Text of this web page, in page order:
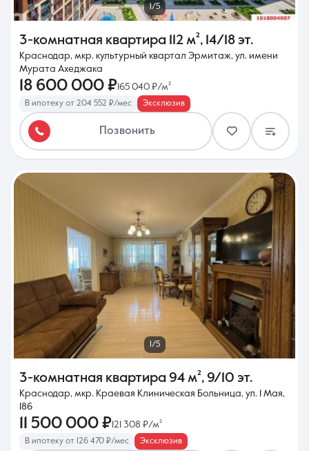
1/5
3-комнатная квартира 112 м², 14/18 эт.
Краснодар, мкр. культурный квартал Эрмитаж, ул. имени
Мурата Ахеджака
18 600 000 ₽ 165 040 ₽/м²
В ипотеку от 204 552 ₽/мес Эксклюзив
Позвонить
1/5
3-комнатная квартира 94 м², 9/10 эт.
Краснодар, мкр. Краевая Клиническая Больница, ул. 1 Мая,
186
11 500 000 ₽ 121 308 ₽/м²
В ипотеку от 126 470 ₽/мес Эксклюзив